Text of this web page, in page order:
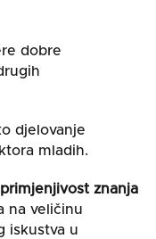
dobre
djelovanje
mladih.
primjenjivost znanja
na veličinu
iskustva u